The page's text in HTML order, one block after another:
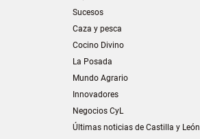
Sucesos
Caza y pesca
Cocino Divino
La Posada
Mundo Agrario
Innovadores
Negocios CyL
Últimas noticias de Castilla y León